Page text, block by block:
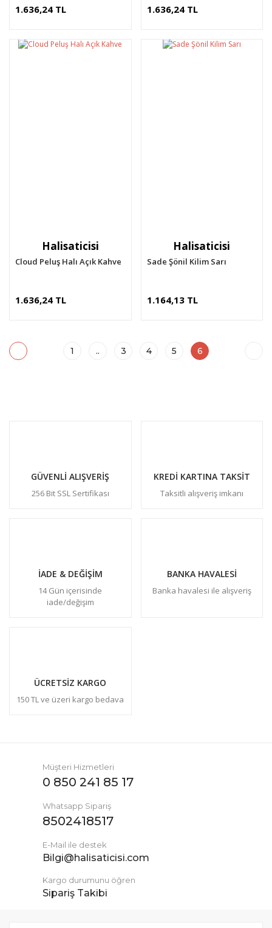
1.636,24 TL 1.636,24 TL
Halisaticisi
Cloud Peluş Halı Açık Kahve
1.636,24 TL
Halisaticisi
Sade Şönil Kilim Sarı
1.164,13 TL
1 .. 3 4 5 6
GÜVENLİ ALIŞVERİŞ
256 Bit SSL Sertifikası
KREDİ KARTINA TAKSİT
Taksitli alışveriş imkanı
İADE & DEĞİŞİM
14 Gün içerisinde
iade/değişim
BANKA HAVALESİ
Banka havalesi ile alışveriş
ÜCRETSİZ KARGO
150 TL ve üzeri kargo bedava
Müşteri Hizmetleri
0 850 241 85 17
Whatsapp Sipariş
8502418517
E-Mail ile destek
Bilgi@halisaticisi.com
Kargo durumunu öğren
Sipariş Takibi